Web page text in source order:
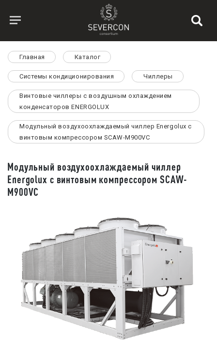
Главная Каталог
Системы кондиционирования Чиллеры
Винтовые чиллеры с воздушным охлаждением
конденсаторов ENERGOLUX
Модульный воздухоохлаждаемый чиллер Energolux с
винтовым компрессором SCAW-M900VC
Модульный воздухоохлаждаемый чиллер
Energolux с винтовым компрессором SCAW-
M900VC